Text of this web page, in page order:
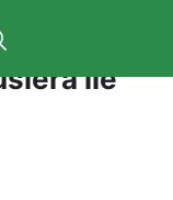
yıkan
ile